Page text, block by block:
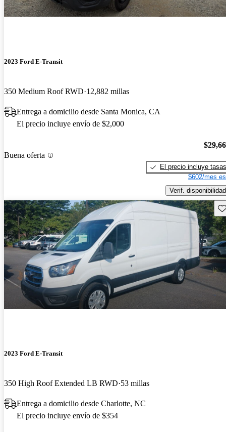
2023 Ford E-Transit
350 Medium Roof RWD 12,882 millas
Entrega a domicilio desde Santa Monica, CA
El precio incluye envío de $2,000
Buena oferta
El precio incluye tasas
$602/mes
Verif. disponibilidad
2023 Ford E-Transit
350 High Roof Extended LB RWD 53 millas
Entrega a domicilio desde Charlotte, NC
El precio incluye envío de $354